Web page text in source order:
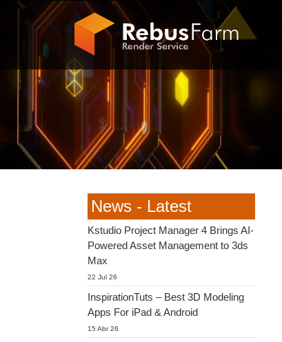
News - Latest
Kstudio Project Manager 4 Brings AI-
Powered Asset Management to 3ds
Max
22 Jul 26
InspirationTuts – Best 3D Modeling
Apps For iPad & Android
15 Abr 26